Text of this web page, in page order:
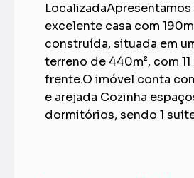
LocalizadaApresentamos
excelente casa com
construída, situada em
terreno de 440m², com
frente.O imóvel conta
e arejada Cozinha
dormitórios, sendo 1